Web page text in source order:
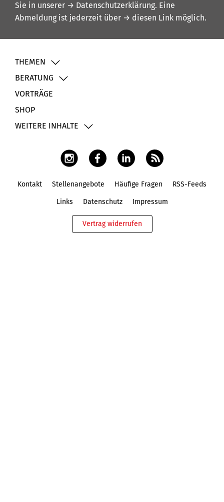
Sie in unserer → Datenschutzerklärung. Eine
Abmeldung ist jederzeit über → diesen Link möglich.
THEMEN
BERATUNG
VORTRÄGE
SHOP
WEITERE INHALTE
Kontakt Stellenangebote Häufige Fragen RSS-Feeds
Links Datenschutz Impressum
Vertrag widerrufen